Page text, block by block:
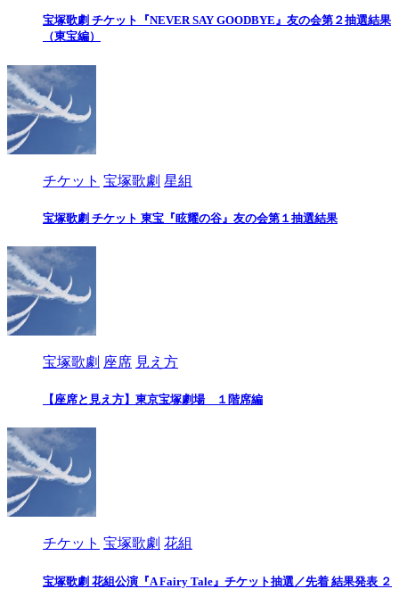
宝塚歌劇 チケット『NEVER SAY GOODBYE』友の会第２抽選結果
（東宝編）
チケット 宝塚歌劇 星組
宝塚歌劇 チケット 東宝『眩耀の谷』友の会第１抽選結果
宝塚歌劇 座席 見え方
【座席と見え方】東京宝塚劇場 １階席編
チケット 宝塚歌劇 花組
宝塚歌劇 花組公演『A Fairy Tale』チケット抽選／先着 結果発表 ２